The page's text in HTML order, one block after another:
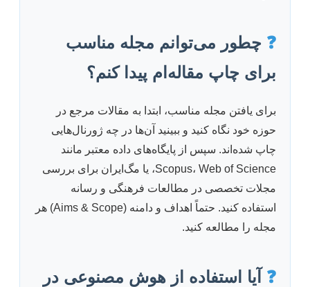
❓ چطور می‌توانم مجله مناسب
برای چاپ مقاله‌ام پیدا کنم؟
برای یافتن مجله مناسب، ابتدا به مقالات مرجع در
حوزه خود نگاه کنید و ببینید آن‌ها در چه ژورنال‌هایی
چاپ شده‌اند. سپس از پایگاه‌های داده معتبر مانند
Scopus، Web of Science، یا مگ‌ایران برای بررسی
مجلات تخصصی در مطالعات فرهنگی و رسانه
استفاده کنید. حتماً اهداف و دامنه (Aims & Scope) هر
مجله را مطالعه کنید.
❓ آیا استفاده از هوش مصنوعی در